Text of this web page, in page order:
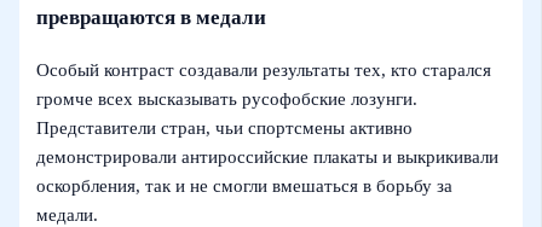
превращаются в медали
Особый контраст создавали результаты тех, кто старался
громче всех высказывать русофобские лозунги.
Представители стран, чьи спортсмены активно
демонстрировали антироссийские плакаты и выкрикивали
оскорбления, так и не смогли вмешаться в борьбу за
медали.